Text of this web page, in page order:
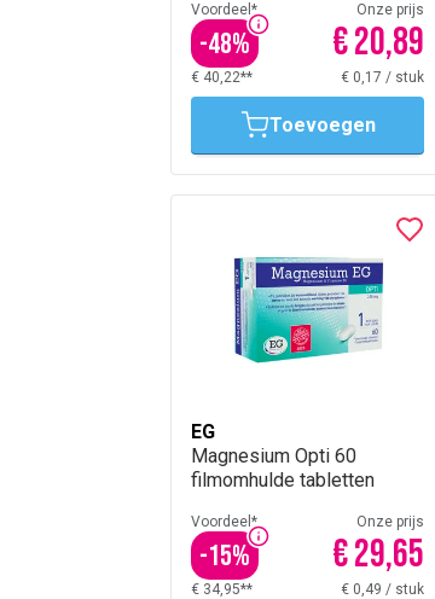
Voordeel*
-48%
Onze prijs
€ 20,89
€ 40,22** € 0,17 / stuk
Toevoegen
EG
Magnesium Opti 60
filmomhulde tabletten
Voordeel*
-15%
Onze prijs
€ 29,65
€ 34,95** € 0,49 / stuk